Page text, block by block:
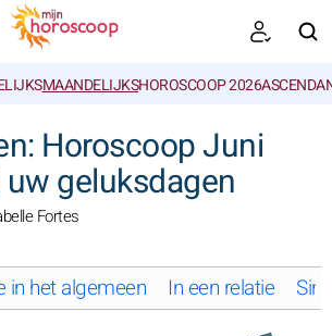
MAANDELIJKSHOROSCOOP 2026
Horoscoop Juni
geluksdagen
Fortes
in het algemeen In een relatie